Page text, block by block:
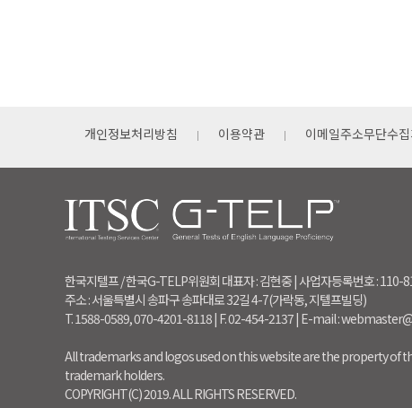
개인정보처리방침 이용약관 이메일주소무단수
한국지텔프 / 한국G-TELP위원회 대표자 : 김현중 | 사업자등록번호 :
주소 : 서울특별시 송파구 송파대로 32길 4-7(가락동, 지텔프빌딩)
T. 1588-0589, 070-4201-8118 | F. 02-454-2137 | E-mail :
All trademarks and logos used on this website are the property of
trademark holders.
COPYRIGHT(C) 2019. ALL RIGHTS RESERVED.